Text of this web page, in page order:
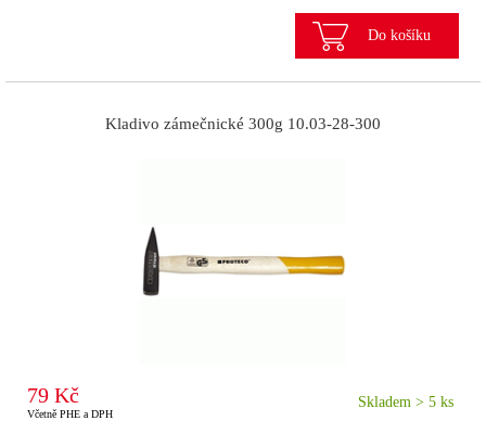
Do košíku
Kladivo zámečnické 300g 10.03-28-300
79 Kč
Včetně PHE a DPH
Skladem > 5 ks